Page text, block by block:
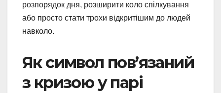
розпорядок дня, розширити коло спілкування
або просто стати трохи відкритішим до людей
навколо.
Як символ пов’язаний
з кризою у парі